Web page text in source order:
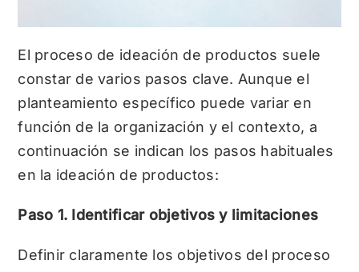
El proceso de ideación de productos suele
constar de varios pasos clave. Aunque el
planteamiento específico puede variar en
función de la organización y el contexto, a
continuación se indican los pasos habituales
en la ideación de productos:
Paso 1. Identificar objetivos y limitaciones
Definir claramente los objetivos del proceso